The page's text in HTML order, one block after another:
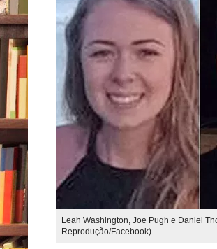
Leah Washington, Joe Pugh e Daniel
Reprodução/Facebook)